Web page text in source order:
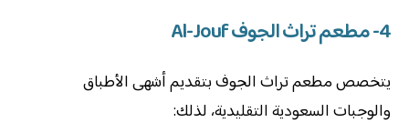
4- مطعم تراث الجوف Al-Jouf
يتخصص مطعم تراث الجوف بتقديم أشهى الأطباق
والوجبات السعودية التقليدية، لذلك: